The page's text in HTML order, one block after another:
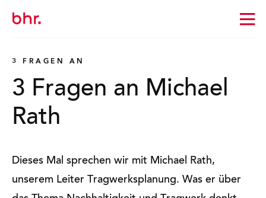
wechseln
3 FRAGEN AN
3 Fragen an Michael
Rath
Dieses Mal sprechen wir mit Michael Rath,
unserem Leiter Tragwerksplanung. Was er über